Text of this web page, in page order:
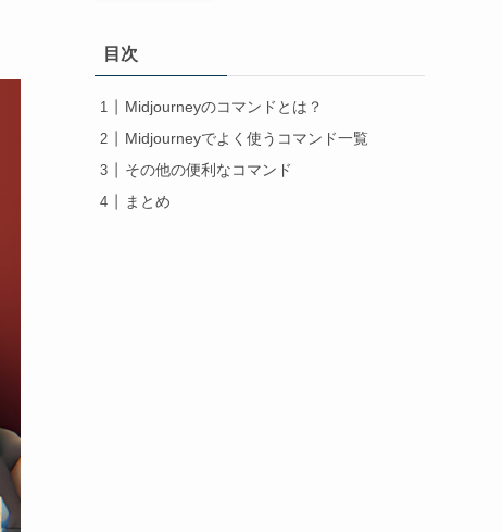
目次
Midjourneyのコマンドとは？
Midjourneyでよく使うコマンド一覧
その他の便利なコマンド
まとめ